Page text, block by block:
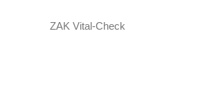
ZAK Vital-Check